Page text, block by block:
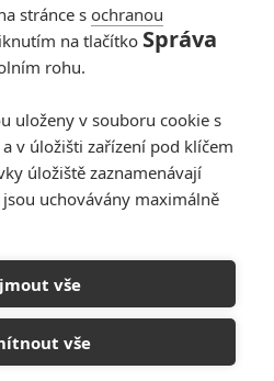
Silver Peak Productions
horách je jedna věc, ale když
jde do tuhého.
z řady aukcí, při nichž se studia
Monster film pojmenovaný
stránce s ochranou
na tlačítko Správa
rohu.
uloženy v souboru cookie s
v úložišti zařízení pod klíčem
úložiště zaznamenávají
uchovávány maximálně
vše
vše